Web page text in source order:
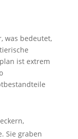
was bedeutet,
ist extrem
Sie graben